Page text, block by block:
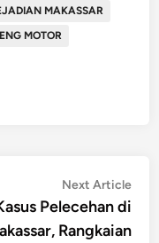
MAKASSAR
MOTOR
Next Article
Pelecehan di
Rangkaian